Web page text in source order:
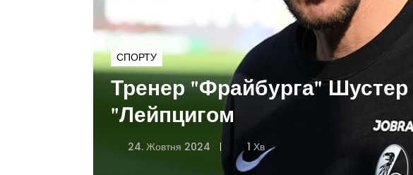
СПОРТУ
Тренер "Фрайбурга" Шустер
"Лейпцигом
24. Жовтня 2024 1 Хв